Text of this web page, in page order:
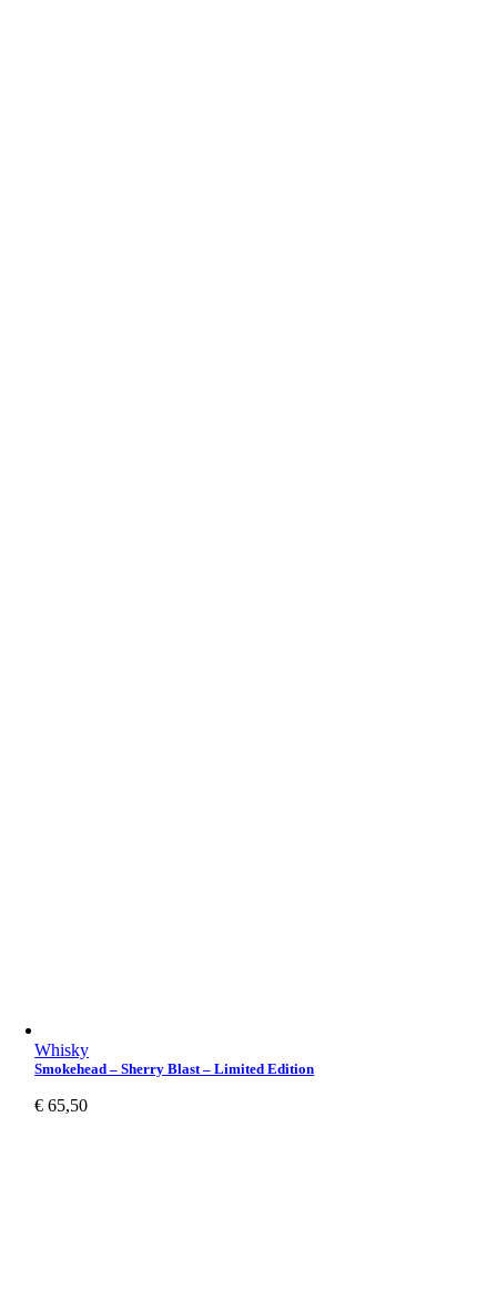
Whisky
Smokehead – Sherry Blast – Limited Edition
€ 65,50